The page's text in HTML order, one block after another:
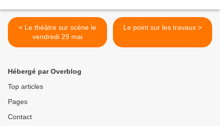
< Le théâtre sur scène le
vendredi 29 mai
Le point sur les travaux >
Hébergé par Overblog
Top articles
Pages
Contact